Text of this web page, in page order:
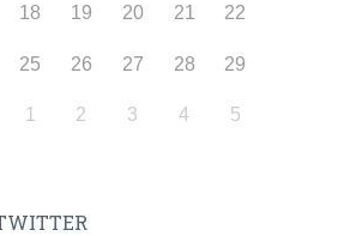
18 19 20 21 22
25 26 27 28 29
1 2 3 4 5